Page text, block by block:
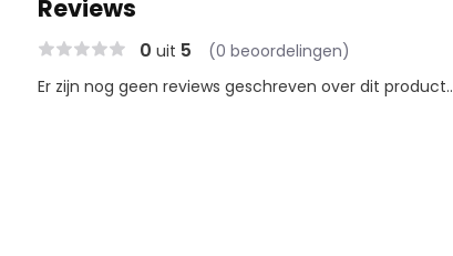
Reviews
0 uit 5 (0 beoordelingen)
Er zijn nog geen reviews geschreven over dit product..